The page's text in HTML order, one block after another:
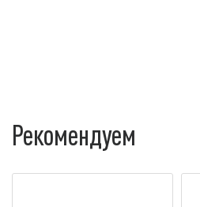
Рекомендуем